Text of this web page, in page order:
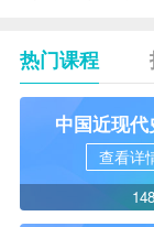
热门课程
中国近现
查看详